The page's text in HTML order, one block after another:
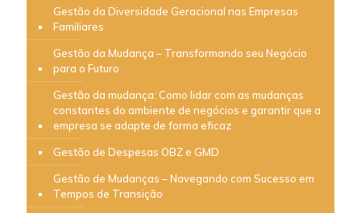
Gestão da Diversidade Geracional nas Empresas
Familiares
Gestão da Mudança – Transformando seu Negócio
para o Futuro
Gestão da mudança: Como lidar com as mudanças
constantes do ambiente de negócios e garantir que a
empresa se adapte de forma eficaz
Gestão de Despesas OBZ e GMD
Gestão de Mudanças – Navegando com Sucesso em
Tempos de Transição